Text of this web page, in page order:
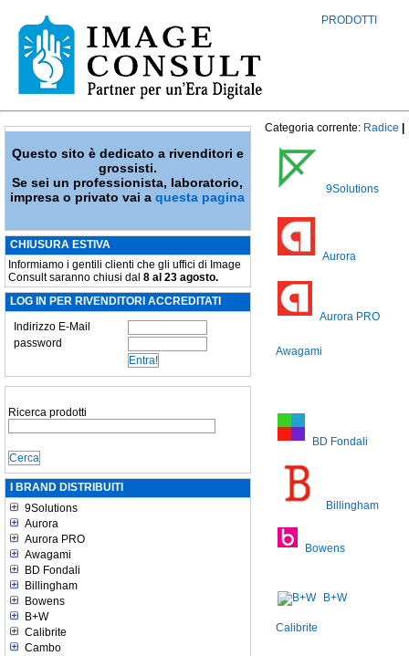
PRODOTTI
Questo sito è dedicato a rivenditori e
grossisti.
Se sei un professionista, laboratorio,
impresa o privato vai aquesta pagina
CHIUSURA ESTIVA
Informiamo i gentili clienti che gli uffici di Image
Consult saranno chiusi dal 8 al 23 agosto.
LOG IN PER RIVENDITORI ACCREDITATI
Indirizzo E-Mail
password
Ricerca prodotti
I BRAND DISTRIBUITI
9Solutions
Aurora
Aurora PRO
Awagami
BD Fondali
Billingham
Bowens
B+W
Calibrite
Cambo
Categoria corrente: Radice
9Solutions
Aurora
Aurora PRO
Awagami
BD Fondali
Billingham
Bowens
B+W
Calibrite